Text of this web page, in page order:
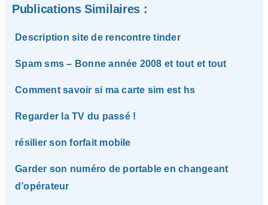
Publications Similaires :
Description site de rencontre tinder
Spam sms – Bonne année 2008 et tout et tout
Comment savoir si ma carte sim est hs
Regarder la TV du passé !
résilier son forfait mobile
Garder son numéro de portable en changeant
d’opérateur